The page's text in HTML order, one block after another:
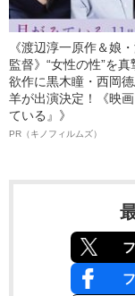
《渡辺淳一原作＆娘
監督》“女性の性”を
欲作に黒木瞳・西岡
羊が出演決定！《映
ている』》
PR（キノフィルムズ）